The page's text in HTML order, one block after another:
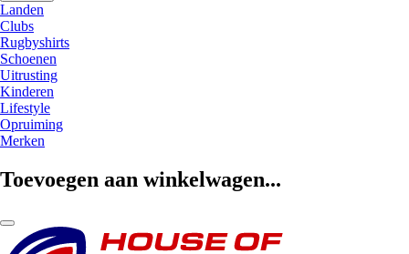
Landen
Clubs
Rugbyshirts
Schoenen
Uitrusting
Kinderen
Lifestyle
Opruiming
Merken
Toevoegen aan winkelwagen...